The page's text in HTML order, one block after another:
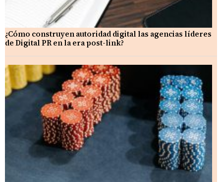
¿Cómo construyen autoridad digital las agencias líderes
de Digital PR en la era post-link?